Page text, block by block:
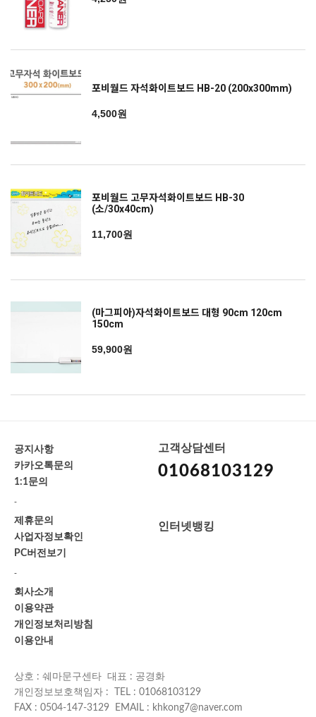
포비월드 자석화이트보드 HB-20 (200x300mm)
4,500원
포비월드 고무자석화이트보드 HB-30
(소/30x40cm)
11,700원
(마그피아)자석화이트보드 대형 90cm 120cm
150cm
59,900원
공지사항
카카오톡문의
1:1문의
-
제휴문의
사업자정보확인
PC버전보기
-
회사소개
이용약관
개인정보처리방침
이용안내
고객상담센터
01068103129
인터넷뱅킹
상호 : 쉐마문구센타 대표 : 공경화
개인정보보호책임자 : TEL : 01068103129
FAX : 0504-147-3129 EMAIL : khkong7@naver.com